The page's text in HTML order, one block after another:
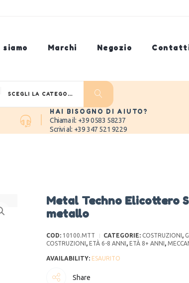
siamo Marchi Negozio
SCEGLI LA CATEGORIA
HAI BISOGNO DI AIUTO?
Chiama il: +39 0583 58237
Scrivi al: +39 347 521 9229
Metal Techno Elicottero
metallo
COD: 10100.MTT CATEGORIE: COSTRUZIONI,
COSTRUZIONI, ETÀ 6-8 ANNI, ETÀ 8+ ANNI,
Share
ESAURITO